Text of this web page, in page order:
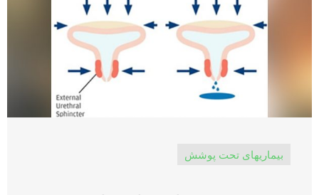
بیماریهای تحت پوشش